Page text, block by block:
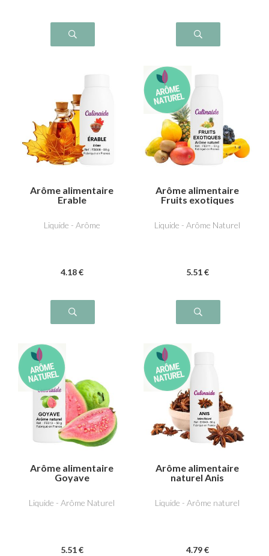
Arôme alimentaire
Erable
Liquide - Arôme
4.18 €
Arôme alimentaire
Fruits exotiques
Liquide - Arôme Naturel
5.51 €
Arôme alimentaire
Goyave
Liquide - Arôme Naturel
5.51 €
Arôme alimentaire
naturel Anis
Liquide - Arôme naturel
4.79 €